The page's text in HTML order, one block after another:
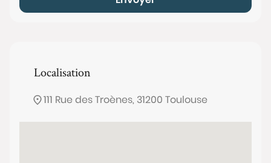
Localisation
111 Rue des Troènes, 31200 Toulouse